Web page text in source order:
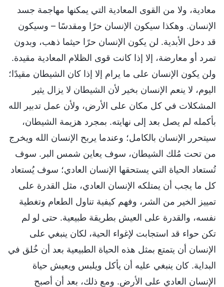
معادية، ولا من القوى المعادية التي يمكنها مهاجمة جسد
الإنسان. وهكذا سيكون الإنسان حرًا ومقدسًا – وسيكون
قد دخل الأبدية. لن يكون الإنسان حرًا حيثما ذهب، وبدون
تمرد أو معارضة، إلا إذا كانت قوى الظلام المعادية مقيدة.
ولن يكون الإنسان على ما يرام إلا إذا كان الشيطان مقيدًا؛
اليوم، لا ينعم الإنسان بخير لأن الشيطان لا يزال يثير
المشكلات في كل مكان على الأرض، ولأن عمل تدبير الله
بأكمله لم يصل بعد إلى نهايته. بمجرد هزيمة الشيطان،
سيتحرر الإنسان بالكامل؛ وعندما يربح الإنسان الله ويخرج
من تحت مُلك الشيطان، سوف يعاين شمس البر. سوف
تُستعاد الحياة التي يستحقها الإنسان العادي؛ سوف يُستعاد
كل ما يجب أن يمتلكه الإنسان العادي، مثل القدرة على
تمييز الخير من الشر، وفهم كيفية تناول الطعام وتغطية
نفسه، والقدرة على العيش بطريقة طبيعية. حتى لو لم
تكن حواء قد استجابت لإغواء الحية، لكان ينبغي على
الإنسان أن يتمتع بمثل هذه الحياة الطبيعية بعد أن خُلق في
البداية. كان ينبغي عليه أن يأكل ويلبس ويعيش حياة
الإنسان العادي على الأرض. ومع ذلك، بعد أن أصبح